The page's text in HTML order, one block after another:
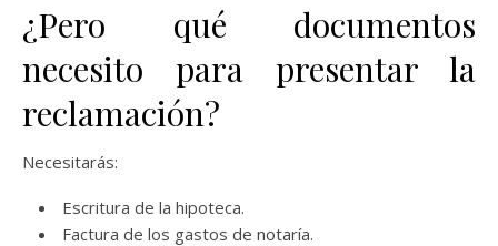
¿Pero qué documentos
necesito para presentar la
reclamación?
Necesitarás:
Escritura de la hipoteca.
Factura de los gastos de notaría.